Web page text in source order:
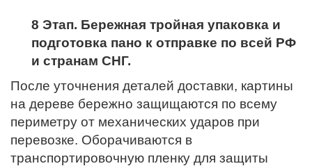
8 Этап. Бережная тройная упаковка и
подготовка пано к отправке по всей РФ
и странам СНГ.
После уточнения деталей доставки, картины
на дереве бережно защищаются по всему
периметру от механических ударов при
перевозке. Оборачиваются в
транспортировочную пленку для защиты